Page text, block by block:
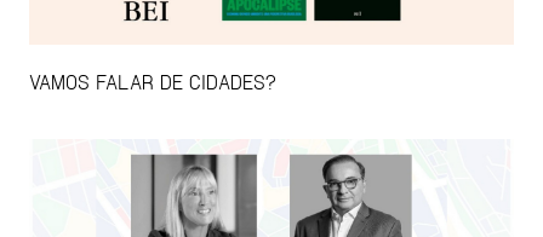
VAMOS FALAR DE CIDADES?